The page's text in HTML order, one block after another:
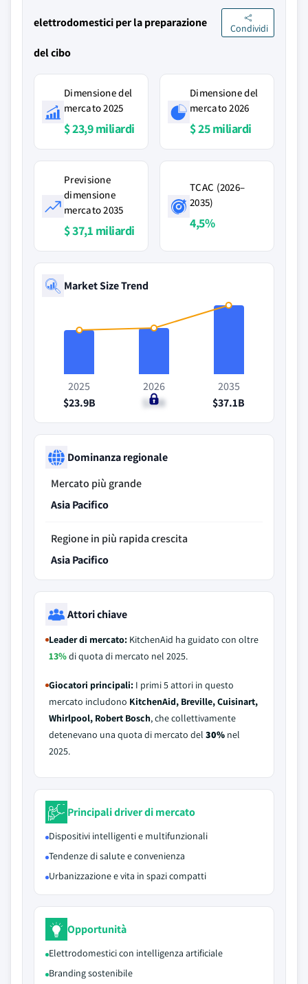
elettrodomestici per la preparazione
del cibo
Condividi
Dimensione del
mercato 2025
$ 23,9 miliardi
Dimensione del
mercato 2026
$ 25 miliardi
Previsione
dimensione
mercato 2035
$ 37,1 miliardi
TCAC (2026–
2035)
4,5%
Market Size Trend
2025
$23.9B
2026
$25B
2035
$37.1B
Dominanza regionale
Mercato più grande
Asia Pacifico
Regione in più rapida crescita
Asia Pacifico
Attori chiave
Leader di mercato: KitchenAid ha guidato con oltre
13%di quota di mercato nel 2025.
Giocatori principali: I primi 5 attori in questo
mercato includono KitchenAid, Breville, Cuisinart,
Whirlpool, Robert Bosch, che collettivamente
detenevano una quota di mercato del 30% nel
2025.
Principali driver di mercato
Dispositivi intelligenti e multifunzionali
Tendenze di salute e convenienza
Urbanizzazione e vita in spazi compatti
Opportunità
Elettrodomestici con intelligenza artificiale
Branding sostenibile